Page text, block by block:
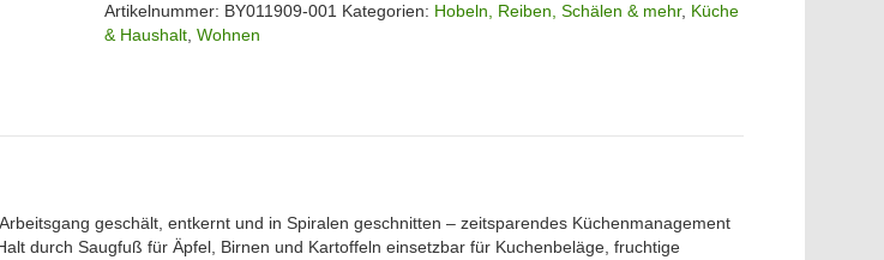
Artikelnummer: BY011909-001 Kategorien: Hobeln, Reiben, Schälen & mehr, Küche
& Haushalt ,Wohnen
geschält, entkernt und in Spiralen geschnitten – zeitsparendes Küchenmanagement
durch Saugfuß für Äpfel, Birnen und Kartoffeln einsetzbar für Kuchenbeläge, fruchtige